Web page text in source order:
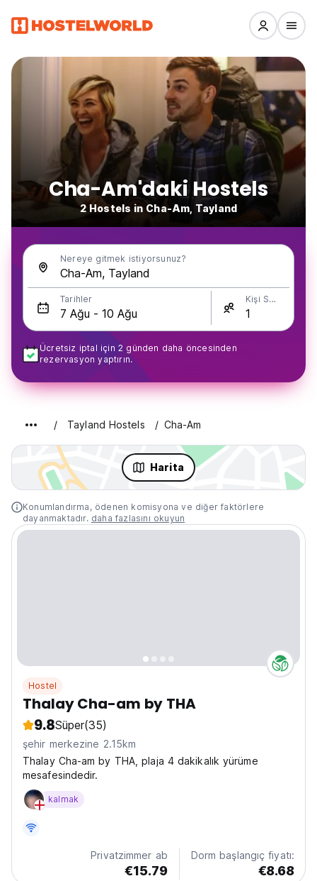
Cha-Am'daki Hostels
2 Hostels in Cha-Am, Tayland
Nereye gitmek istiyorsunuz?
Tarihler Kişi Sayısı
Ücretsiz iptal için 2 günden daha öncesinden
rezervasyon yaptırın.
Tayland Hostels Cha-Am
Harita
Konumlandırma, ödenen komisyona ve diğer faktörlere
dayanmaktadır. daha fazlasını okuyun
Hostel
Thalay Cha-am by THA
9.8Süper(35)
şehir merkezine 2.15km
Thalay Cha-am by THA, plaja 4 dakikalık yürüme
mesafesindedir.
kalmak
Privatzimmer ab
€15.79
Dorm başlangıç fiyatı:
€8.68